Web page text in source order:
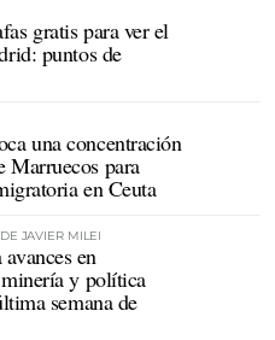
gratis para ver el
puntos de
una concentración
Marruecos para
en Ceuta
JAVIER MILEI
en
y política
semana de